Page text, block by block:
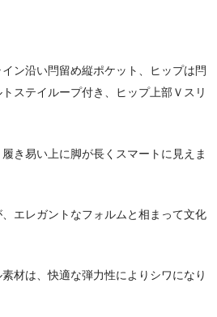
ン沿い閂留め縦ポケット、ヒップは閂
ステイループ付き、ヒップ上部Ｖスリ
き易い上に脚が長くスマートに見えま
エレガントなフォルムと相まって文化
材は、快適な弾力性によりシワになり